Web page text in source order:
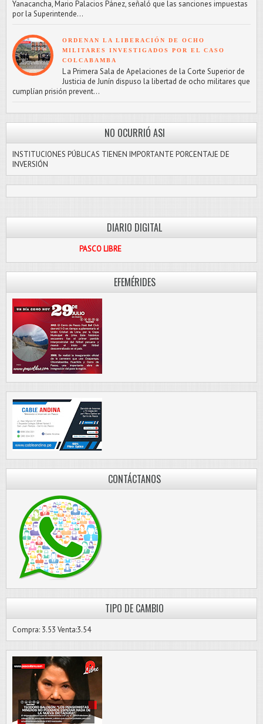
Yanacancha, Mario Palacios Pánez, señaló que las sanciones impuestas
por la Superintende...
ORDENAN LA LIBERACIÓN DE OCHO
MILITARES INVESTIGADOS POR EL CASO
COLCABAMBA
L a Primera Sala de Apelaciones de la Corte Superior de
Justicia de Junín dispuso la libertad de ocho militares que
cumplían prisión prevent...
NO OCURRIÓ ASI
INSTITUCIONES PÚBLICAS TIENEN IMPORTANTE PORCENTAJE DE
INVERSIÓN
DIARIO DIGITAL
EFEMÉRIDES
CONTÁCTANOS
TIPO DE CAMBIO
Compra: 3.53 Venta:3.54